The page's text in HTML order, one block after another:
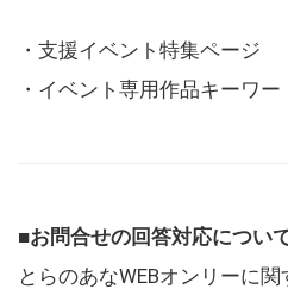
・支援イベント特集ページ
・イベント専用作品キーワ
■お問合せの回答対応につい
とらのあなWEBオンリーに